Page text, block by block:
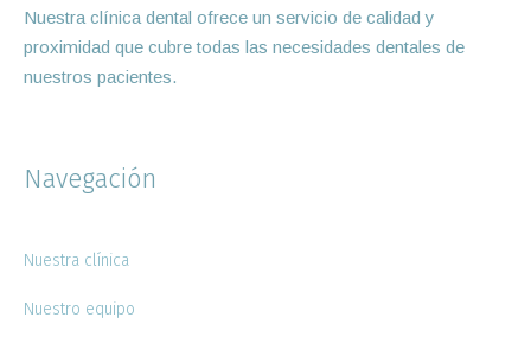
Nuestra clínica dental ofrece un servicio de calidad y
proximidad que cubre todas las necesidades dentales de
nuestros pacientes.
Navegación
Nuestra clínica
Nuestro equipo